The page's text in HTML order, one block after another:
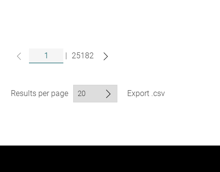
| 25182
Results per page Export .csv